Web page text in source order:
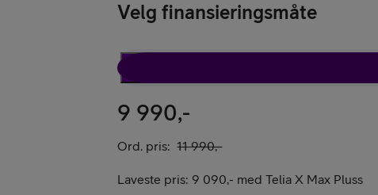
Mobilforsikring
Velg finansieringsmåte
9 990,-
Ord. pris: 11 990,-
Laveste pris: 9 090,- medTelia X Max Pluss